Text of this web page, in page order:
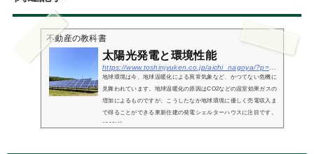
不動産の教科書
太陽光発電と環境性能
地球環境は今、地球温暖化による異常気象など、かつてない危機に
見舞われています。地球温暖化の原因はCO2などの温室効果ガスの
増加によるものですが、こうしたなか地球環境に優しく売電収入ま
で得ることができる東新住建の発電シェルターハウスに注目です。
100年後...